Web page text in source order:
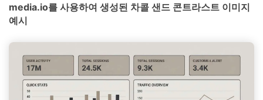
media.io를 사용하여 생성된 차콜 샌드 콘트라스트 이미지
예시